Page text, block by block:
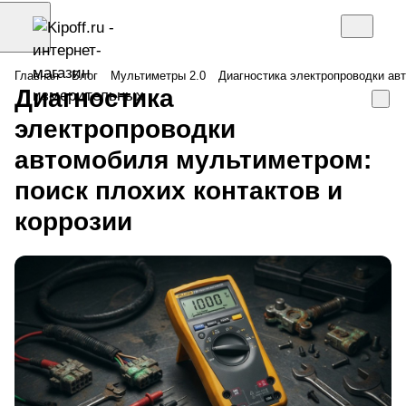
Главная Блог Мультиметры 2.0 Диагностика электропроводки
Диагностика
электропроводки
автомобиля мультиметром:
поиск плохих контактов и
коррозии